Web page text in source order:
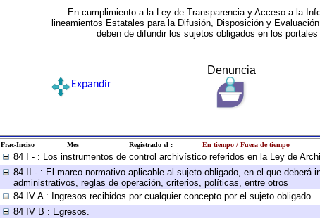
En cumplimiento a la Ley de Transparencia y Acceso a la
lineamientos Estatales para la Difusión, Disposición y
deben de difundir los sujetos obligados en los
Denuncia
Expandir
Frac-Inciso Mes Registrado el : En tiempo / Fuera de tiempo
84 I - : Los instrumentos de control archivístico referidos en la Ley de
84 II - : El marco normativo aplicable al sujeto obligado, en el que
administrativos, reglas de operación, criterios, políticas, entre otros
84 IV A : Ingresos recibidos por cualquier concepto por el sujeto obligado.
84 IV B : Egresos.